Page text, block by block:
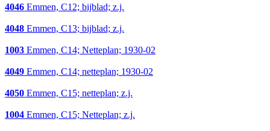
4046 Emmen, C12; bijblad; z.j.
4048 Emmen, C13; bijblad; z.j.
1003 Emmen, C14; Netteplan; 1930-02
4049 Emmen, C14; netteplan; 1930-02
4050 Emmen, C15; netteplan; z.j.
1004 Emmen, C15; Netteplan; z.j.